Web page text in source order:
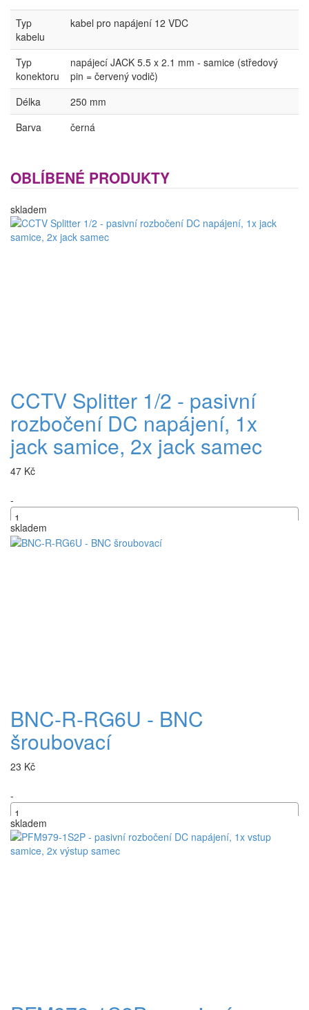
Typ
kabelu
kabel pro napájení 12 VDC
Typ
konektoru
napájecí JACK 5.5 x 2.1 mm - samice (středový
pin = červený vodič)
Délka
250 mm
Barva
černá
OBLÍBENÉ PRODUKTY
skladem
CCTV Splitter 1/2 - pasivní
rozbočení DC napájení, 1x
jack samice, 2x jack samec
47 Kč
-
+
skladem
BNC-R-RG6U - BNC
šroubovací
23 Kč
-
+
skladem